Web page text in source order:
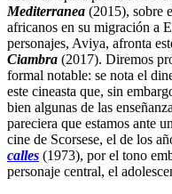
Mediterranea (2015), sobre
africanos en su migración a
personajes, Aviya, afronta
Ciambra (2017). Diremos
formal notable: se nota el
este cineasta que, sin
bien algunas de las
pareciera que estamos ante
cine de Scorsese, el de los
calles (1973), por el tono
personaje central, el